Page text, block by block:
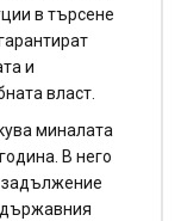
в търсене
и
власт.
миналата
В него
задължение
държавния